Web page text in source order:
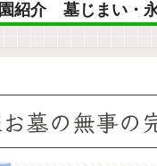
紹介
墓じまい・
墓の無事の